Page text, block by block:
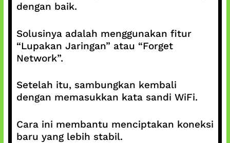
dengan baik.
Solusinya adalah menggunakan fitur
“Lupakan Jaringan” atau “Forget
Network”.
Setelah itu, sambungkan kembali
dengan memasukkan kata sandi WiFi.
Cara ini membantu menciptakan koneksi
baru yang lebih stabil.